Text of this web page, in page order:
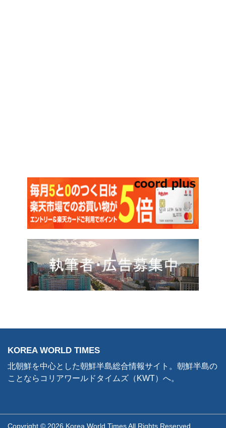
KOREA WORLD TIMES
北朝鮮を中心とした朝鮮半島総合情報サイト。朝鮮半島の
ことならコリアワールドタイムズ（KWT）へ。
Copyright © 2026 Korea World Times All Rights Reserved